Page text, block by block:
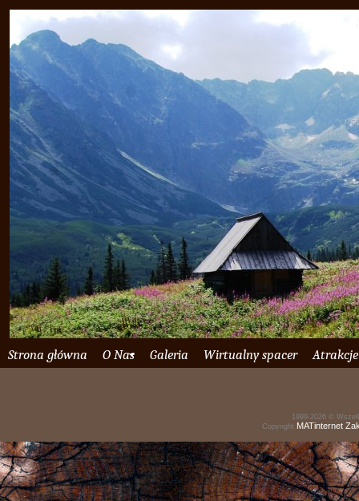
Strona główna O Nas Galeria Wirtualny spacer Atrakcje
1999-2026 ©
Copyright MATinternet